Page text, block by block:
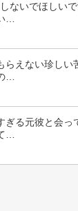
ないでほしいで
…
えない珍しい
…
ぎる元彼と会っ
…